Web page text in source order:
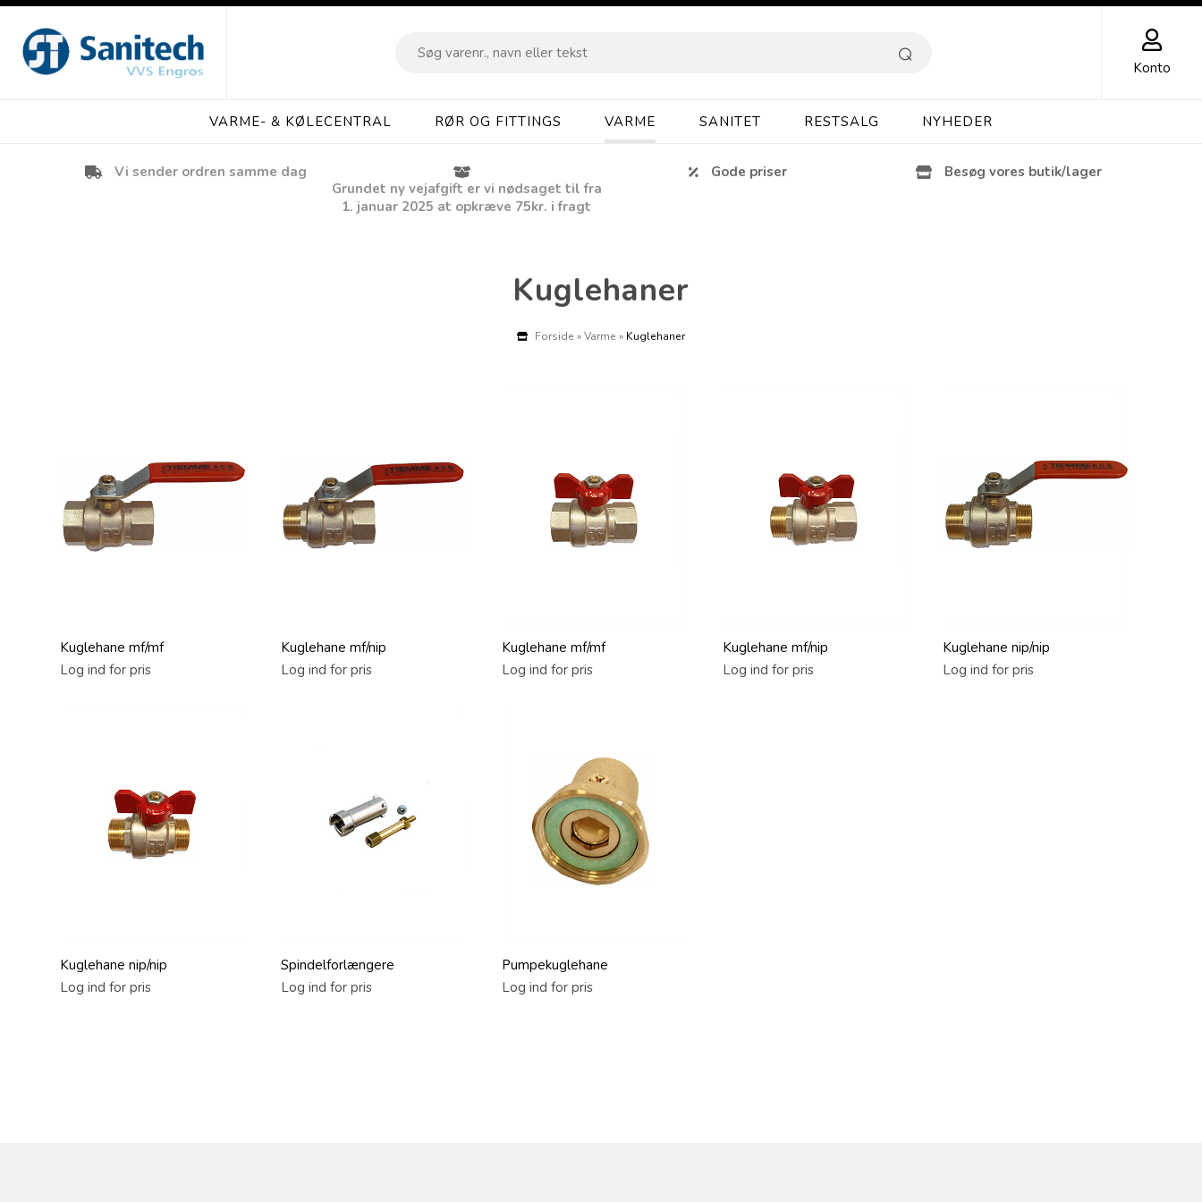
Konto
VARME- & KØLECENTRAL RØR OG FITTINGS VARME SANITET RESTSALG NYHEDER
Vi sender ordren samme dag
Grundet ny vejafgift er vi nødsaget til fra
1. januar 2025 at opkræve 75kr. i fragt
Gode priser Besøg vores butik/lager
Kuglehaner
Forside »Varme » Kuglehaner
Kuglehane mf/mf
Log ind for pris
Kuglehane mf/nip
Log ind for pris
Kuglehane mf/mf
Log ind for pris
Kuglehane mf/nip
Log ind for pris
Kuglehane nip/nip
Log ind for pris
Kuglehane nip/nip
Log ind for pris
Spindelforlængere
Log ind for pris
Pumpekuglehane
Log ind for pris